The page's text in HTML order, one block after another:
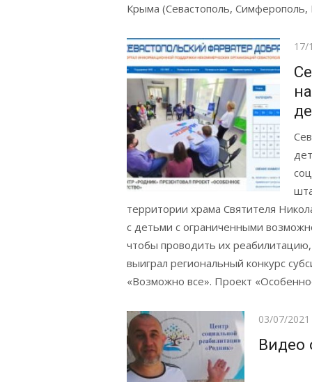
Крыма (Севастополь, Симферополь,
17/
территории храма Святителя
с детьми с ограниченными
чтобы проводить их
выиграл региональный конкурс
«Возможно все». Проект
Posted
03/07/2021
Видео